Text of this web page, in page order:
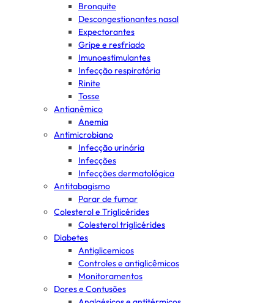
Bronquite
Descongestionantes nasal
Expectorantes
Gripe e resfriado
Imunoestimulantes
Infecção respiratória
Rinite
Tosse
Antianêmico
Anemia
Antimicrobiano
Infecção urinária
Infecções
Infecções dermatológica
Antitabagismo
Parar de fumar
Colesterol e Triglicérides
Colesterol triglicérides
Diabetes
Antiglicemicos
Controles e antiglicêmicos
Monitoramentos
Dores e Contusões